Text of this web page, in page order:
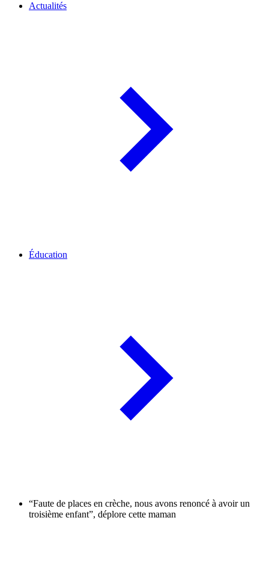
Actualités
Éducation
“Faute de places en crèche, nous avons renoncé à avoir un
troisième enfant”, déplore cette maman